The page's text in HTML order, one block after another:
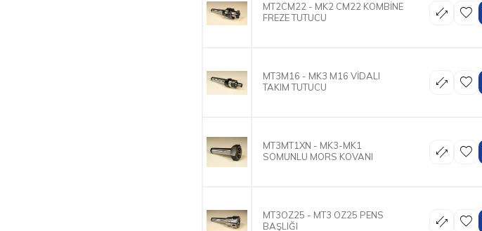
MT2CM22 - MK2 CM22 KOMBİNE
FREZE TUTUCU
MT3M16 - MK3 M16 VİDALI
TAKIM TUTUCU
MT3MT1XN - MK3-MK1
SOMUNLU MORS KOVANI
MT3OZ25 - MT3 OZ25 PENS
BAŞLIĞI